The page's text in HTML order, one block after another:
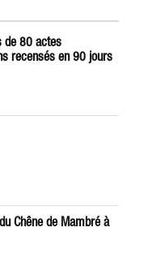
de 80 actes
recensés en 90 jours
Chêne de Mambré à